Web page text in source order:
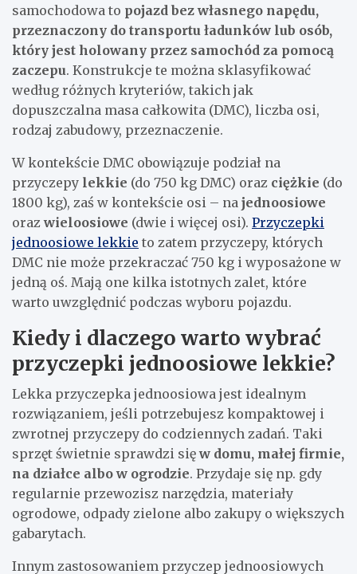
samochodowa to pojazd bez własnego napędu,
przeznaczony do transportu ładunków lub osób,
który jest holowany przez samochód za pomocą
zaczepu. Konstrukcje te można sklasyfikować
według różnych kryteriów, takich jak
dopuszczalna masa całkowita (DMC), liczba osi,
rodzaj zabudowy, przeznaczenie.
W kontekście DMC obowiązuje podział na
przyczepy lekkie (do 750 kg DMC) oraz ciężkie (do
1800 kg), zaś w kontekście osi – na jednoosiowe
orazwieloosiowe (dwie i więcej osi). Przyczepki
jednoosiowe lekkie to zatem przyczepy, których
DMC nie może przekraczać 750 kg i wyposażone w
jedną oś. Mają one kilka istotnych zalet, które
warto uwzględnić podczas wyboru pojazdu.
Kiedy i dlaczego warto wybrać
przyczepki jednoosiowe lekkie?
Lekka przyczepka jednoosiowa jest idealnym
rozwiązaniem, jeśli potrzebujesz kompaktowej i
zwrotnej przyczepy do codziennych zadań. Taki
sprzęt świetnie sprawdzi sięw domu, małej firmie,
na działce albo w ogrodzie. Przydaje się np. gdy
regularnie przewozisz narzędzia, materiały
ogrodowe, odpady zielone albo zakupy o większych
gabarytach.
Innym zastosowaniem przyczep jednoosiowych